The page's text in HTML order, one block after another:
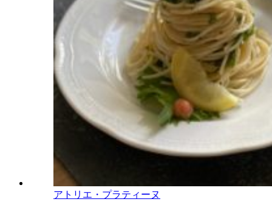
アトリエ・プラティーヌ